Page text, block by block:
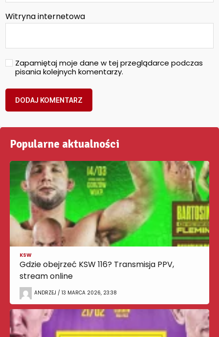
Witryna internetowa
Zapamiętaj moje dane w tej przeglądarce podczas
pisania kolejnych komentarzy.
Popularne aktualności
KSW
Gdzie obejrzeć KSW 116? Transmisja PPV,
stream online
ANDRZEJ / 13 MARCA 2026, 23:38